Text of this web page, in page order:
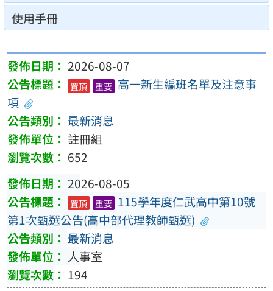
使用手冊
2026-08-07
置頂 重要 高一新生編班名單及注意事
項
最新消息
註冊組
652
2026-08-05
置頂 重要 115學年度仁武高中第10號
第1次甄選公告(高中部代理教師甄選)
最新消息
人事室
194